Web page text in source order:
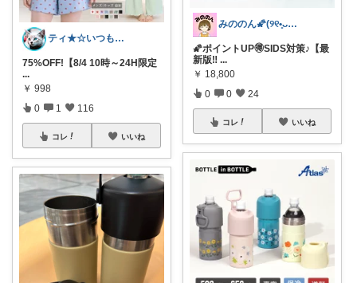
ティ★☆いつもありがとうございます♪☆★
75%OFF!【8/4 10時～24H限定
...
￥ 998
0 1 116
コレ いいね
みののん🌠(୨୧•͈ᴗ•͈)感謝♡
🌠ポイントUP🉐SIDS対策♪【最
新版‼︎ ...
￥ 18,800
0 0 24
コレ いいね